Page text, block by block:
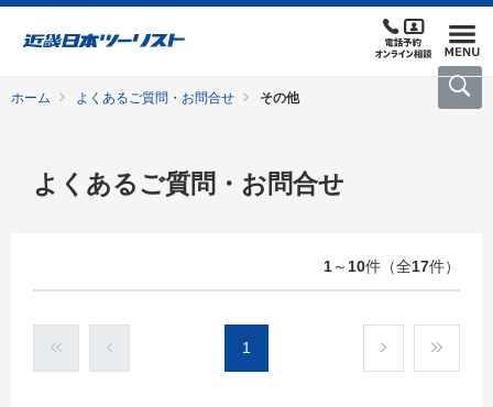
ホーム よくあるご質問・お問合せ その他
よくあるご質問・お問合せ
1～ 10件（全17件）
1